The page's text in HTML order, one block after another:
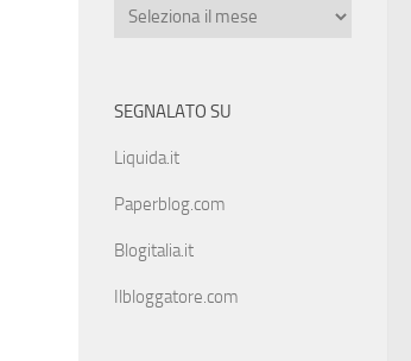
SEGNALATO SU
Liquida.it
Paperblog.com
Blogitalia.it
Ilbloggatore.com